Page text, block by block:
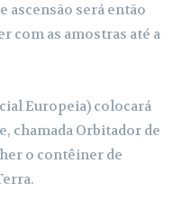
ascensão será então
com as amostras até a
Europeia) colocará
chamada Orbitador de
o contêiner de